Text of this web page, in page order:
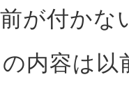
が付かな
内容は